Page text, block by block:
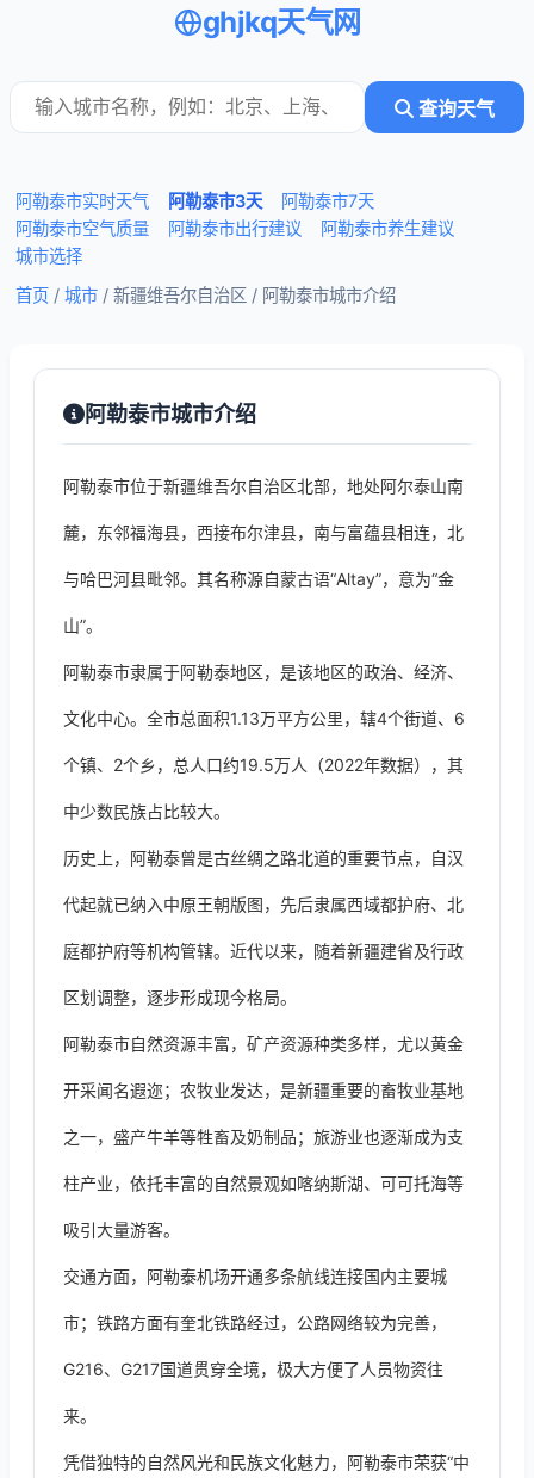
ghjkq天气网
查询天气
阿勒泰市实时天气 阿勒泰市3天
阿勒泰市7天
阿勒泰市空气质量
阿勒泰市出行建议
阿勒泰市养生建议
城市选择
首页 / 城市 / 新疆维吾尔自治区 / 阿勒泰市城市介绍
阿勒泰市城市介绍
阿勒泰市位于新疆维吾尔自治区北部，地处阿尔泰山南
麓，东邻福海县，西接布尔津县，南与富蕴县相连，北
与哈巴河县毗邻。其名称源自蒙古语“Altay”，意为“金
山”。
阿勒泰市隶属于阿勒泰地区，是该地区的政治、经济、
文化中心。全市总面积1.13万平方公里，辖4个街道、6
个镇、2个乡，总人口约19.5万人（2022年数据），其
中少数民族占比较大。
历史上，阿勒泰曾是古丝绸之路北道的重要节点，自汉
代起就已纳入中原王朝版图，先后隶属西域都护府、北
庭都护府等机构管辖。近代以来，随着新疆建省及行政
区划调整，逐步形成现今格局。
阿勒泰市自然资源丰富，矿产资源种类多样，尤以黄金
开采闻名遐迩；农牧业发达，是新疆重要的畜牧业基地
之一，盛产牛羊等牲畜及奶制品；旅游业也逐渐成为支
柱产业，依托丰富的自然景观如喀纳斯湖、可可托海等
吸引大量游客。
交通方面，阿勒泰机场开通多条航线连接国内主要城
市；铁路方面有奎北铁路经过，公路网络较为完善，
G216、G217国道贯穿全境，极大方便了人员物资往
来。
凭借独特的自然风光和民族文化魅力，阿勒泰市荣获“中